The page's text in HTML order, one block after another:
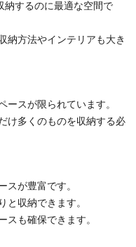
納するのに最適な空間で
納方法やインテリアも大き
ースが限られています。
け多くのものを収納する必
スが豊富です。
と収納できます。
スも確保できます。